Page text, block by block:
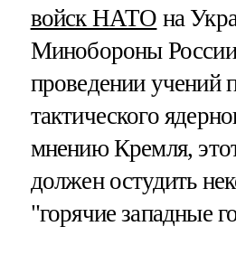
войск НАТО на
Минобороны России
проведении учений
тактического
мнению Кремля,
должен остудить
"горячие западные